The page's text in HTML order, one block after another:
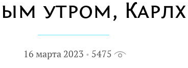
утром,
16 марта 2023 5475